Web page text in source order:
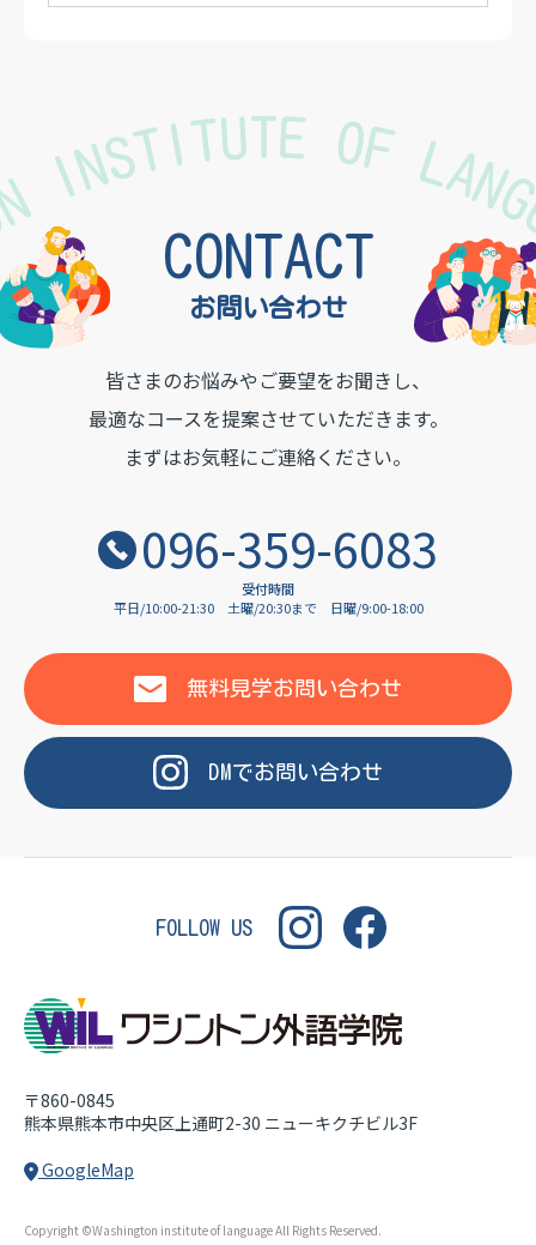
WASHINGTON
INSTITUTE OF
お問い合わせ
CONTACT
皆さまのお悩みやご要望をお聞きし、
最適なコースを提案させていただきます。
まずはお気軽にご連絡ください。
096-359-6083
受付時間
平日/10:00-21:30
土曜/20:30まで 日曜/9:00-18:00
無料見学お問い合わせ
DMでお問い合わせ
FOLLOW US
〒860-0845
熊本県熊本市中央区上通町2-30 ニューキクチビル3F
GoogleMap
Copyright ©Washington institute of language All Rights Reserved.